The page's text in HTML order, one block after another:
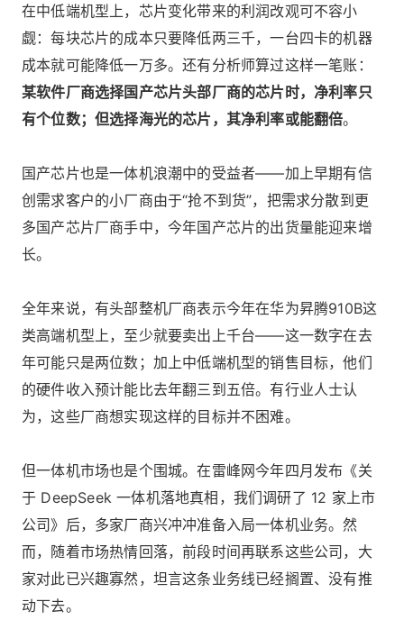
在中低端机型上，芯片变化带来的利润改观可不容小
觑：每块芯片的成本只要降低两三千，一台四卡的机器
成本就可能降低一万多。还有分析师算过这样一笔账：
某软件厂商选择国产芯片头部厂商的芯片时，净利率只
有个位数；但选择海光的芯片，其净利率或能翻倍。
国产芯片也是一体机浪潮中的受益者——加上早期有信
创需求客户的小厂商由于“抢不到货”，把需求分散到更
多国产芯片厂商手中，今年国产芯片的出货量能迎来增
长。
全年来说，有头部整机厂商表示今年在华为昇腾910B这
类高端机型上，至少就要卖出上千台——这一数字在去
年可能只是两位数；加上中低端机型的销售目标，他们
的硬件收入预计能比去年翻三到五倍。有行业人士认
为，这些厂商想实现这样的目标并不困难。
但一体机市场也是个围城。在雷峰网今年四月发布 《关
于 DeepSeek 一体机落地真相，我们调研了 12 家上市
公司》 后，多家厂商兴冲冲准备入局一体机业务。然
而，随着市场热情回落，前段时间再联系这些公司，大
家对此已兴趣寡然，坦言这条业务线已经搁置、没有推
动下去。